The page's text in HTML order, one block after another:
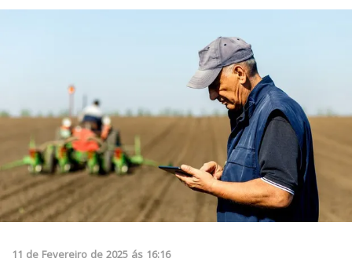
11 de Fevereiro de 2025 ás 16:16